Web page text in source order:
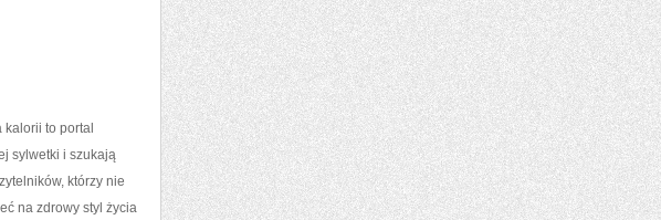
to portal
sylwetki i szukają
którzy nie
na zdrowy styl życia